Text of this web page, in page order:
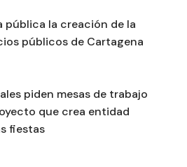
pública la creación de la
públicos de Cartagena
piden mesas de trabajo
que crea entidad
fiestas